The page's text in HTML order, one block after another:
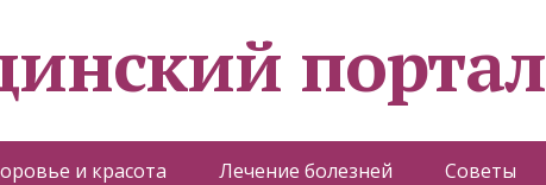
портал
и красота Лечение болезней Советы